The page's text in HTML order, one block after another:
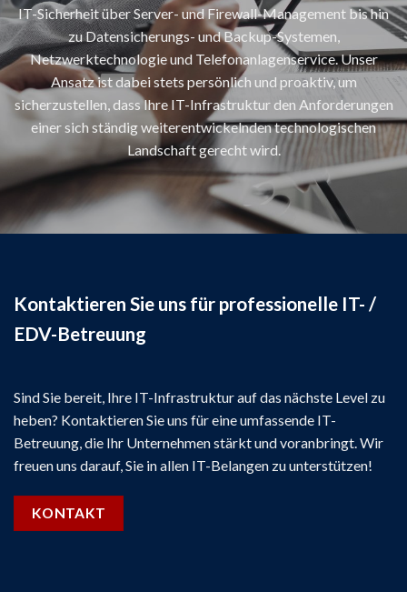
IT-Sicherheit über Server- und Firewall-Management bis hin
zu Datensicherungs- und Backup-Systemen,
Netzwerktechnologie und Telefonanlagenservice. Unser
Ansatz ist dabei stets persönlich und proaktiv, um
sicherzustellen, dass Ihre IT-Infrastruktur den Anforderungen
einer sich ständig weiterentwickelnden technologischen
Landschaft gerecht wird.
Kontaktieren Sie uns für professionelle IT- /
EDV-Betreuung
Sind Sie bereit, Ihre IT-Infrastruktur auf das nächste Level zu
heben? Kontaktieren Sie uns für eine umfassende IT-
Betreuung, die Ihr Unternehmen stärkt und voranbringt. Wir
freuen uns darauf, Sie in allen IT-Belangen zu unterstützen!
KONTAKT